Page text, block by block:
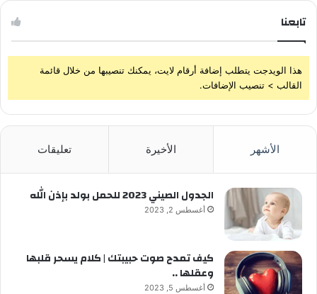
تابعنا
هذا الويدجت يتطلب إضافة أرقام لايت، يمكنك تنصيبها من خلال قائمة
القالب > تنصيب الإضافات.
الأشهر الأخيرة تعليقات
الجدول الصيني 2023 للحمل بولد بإذن الله
أغسطس 2, 2023
كيف تمدح صوت حبيبتك | كلام يسحر قلبها
وعقلها ..
أغسطس 5, 2023